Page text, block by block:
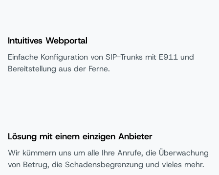
Intuitives Webportal
Einfache Konfiguration von SIP-Trunks mit E911 und
Bereitstellung aus der Ferne.
Lösung mit einem einzigen Anbieter
Wir kümmern uns um alle Ihre Anrufe, die Überwachung
von Betrug, die Schadensbegrenzung und vieles mehr.